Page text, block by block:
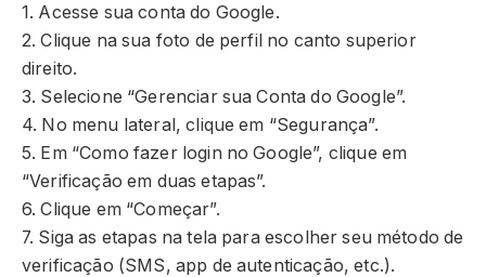
1. Acesse sua conta do Google.
2. Clique na sua foto de perfil no canto superior
direito.
3. Selecione “Gerenciar sua Conta do Google”.
4. No menu lateral, clique em “Segurança”.
5. Em “Como fazer login no Google”, clique em
“Verificação em duas etapas”.
6. Clique em “Começar”.
7. Siga as etapas na tela para escolher seu método de
verificação (SMS, app de autenticação, etc.).